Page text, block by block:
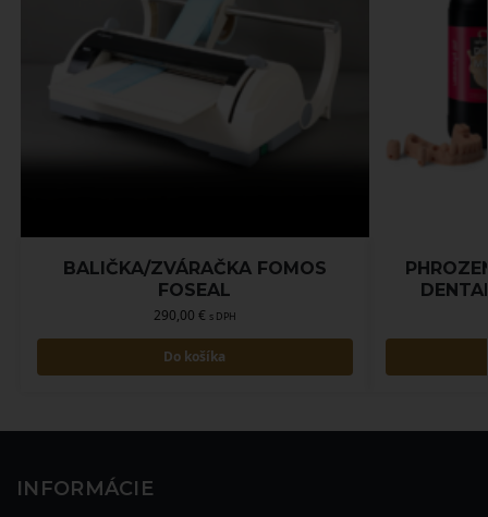
BALIČKA/ZVÁRAČKA FOMOS
FOSEAL
290,00 € s DPH
Do košíka
INFORMÁCIE